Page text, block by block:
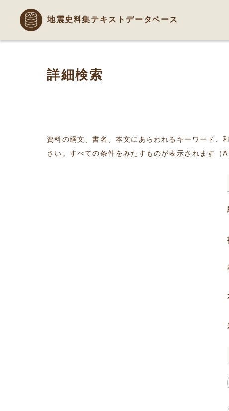
地震史料集テキストデータベース
詳細検索
資料の綱文、書名、本文にあらわれるキーワード、
さい。すべての条件をみたすものが表示されます（